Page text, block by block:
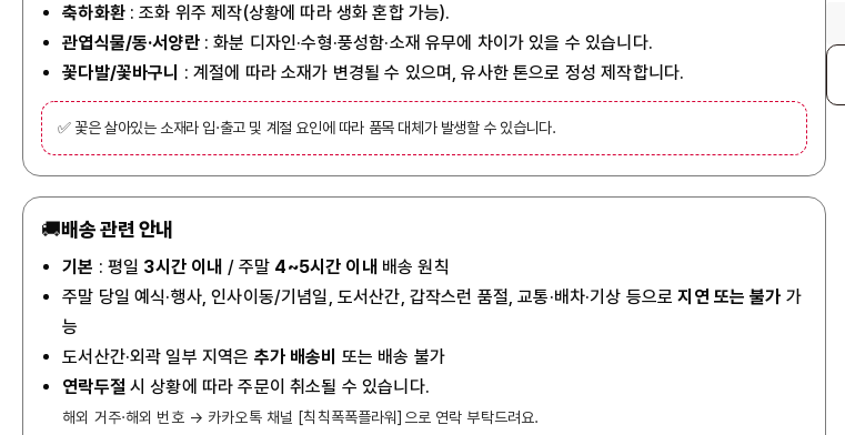
축하화환 : 조화 위주 제작(상황에 따라 생화 혼합 가능).
관엽식물/동·서양란 : 화분 디자인·수형·풍성함·소재 유무에 차이가 있을 수 있습니다.
꽃다발/꽃바구니 : 계절에 따라 소재가 변경될 수 있으며, 유사한 톤으로 정성 제작합니다.
✅ 꽃은 살아있는 소재라 입·출고 및 계절 요인에 따라 품목 대체가 발생할 수 있습니다.
🚚배송 관련 안내
기본 : 평일 3시간 이내 / 주말 4~5시간 이내 배송 원칙
주말 당일 예식·행사, 인사이동/기념일, 도서산간, 갑작스런 품절, 교통·배차·기상 등으로지연 또는 불가 가
능
도서산간·외곽 일부 지역은 추가 배송비 또는 배송 불가
연락두절 시 상황에 따라 주문이 취소될 수 있습니다.
해외 거주·해외 번호 → 카카오톡 채널 [칙칙폭폭플라워]으로 연락 부탁드려요.